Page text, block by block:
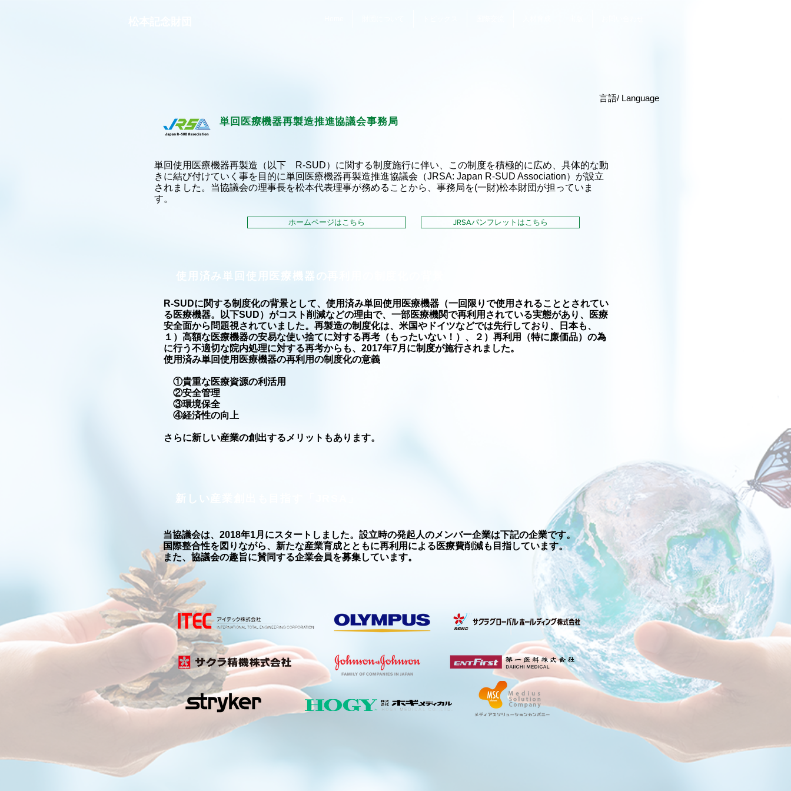
単回医療機器再製造推進協議会事務局
単回使用医療機器再製造（以下 R-SUD）に関する制度施行に伴い、この制度を積極的に広め、具体的な動
きに結び付けていく事を目的に単回医療機器再製造推進協議会（JRSA: Japan R-SUD Association）が設立
されました。当協議会の理事長を松本代表理事が務めることから、事務局を(一財)松本財団が担っていま
す。
ホームページはこちら JRSAパンフレットはこちら
使用済み単回使用医療機器の再利用の制度化の背景
R-SUDに関する制度化の背景として、使用済み単回使用医療機器（一回限りで使用されることとされてい
る医療機器。以下SUD）がコスト削減などの理由で、一部医療機関で再利用されている実態があり、医療
安全面から問題視されていました。再製造の制度化は、米国やドイツなどでは先行しており、日本も、
１）高額な医療機器の安易な使い捨てに対する再考（もったいない！）、２）再利用（特に廉価品）の為
に行う不適切な院内処理に対する再考からも、2017年7月に制度が施行されました。
使用済み単回使用医療機器の再利用の制度化の意義
①貴重な医療資源の利活用
②安全管理
③環境保全
④経済性の向上
​さらに新しい産業の創出するメリットもあります。
新しい産業創出も目指す「JRSA」
当協議会は、2018年1月にスタートしました。設立時の発起人のメンバー企業は下記の企業です。
国際整合性を図りながら、新たな産業育成とともに再利用による医療費削減も目指しています。
また、協議会の趣旨に賛同する企業会員を募集しています。
​言語/ Language